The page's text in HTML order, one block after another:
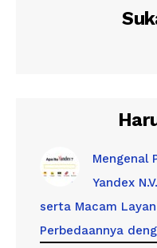
Mengenal
Yandex
serta Macam
Perbedaannya